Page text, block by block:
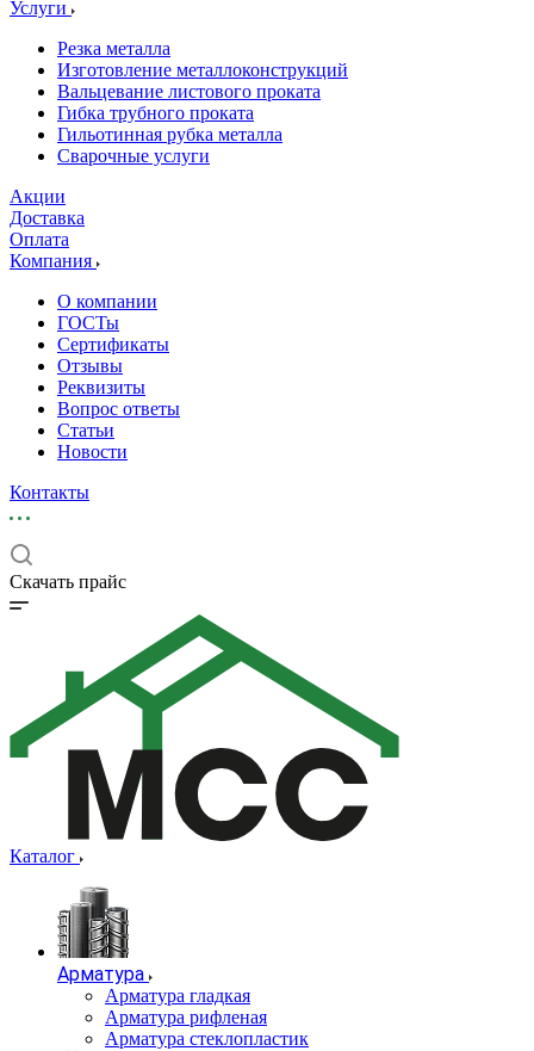
Услуги
Резка металла
Изготовление металлоконструкций
Вальцевание листового проката
Гибка трубного проката
Гильотинная рубка металла
Сварочные услуги
Акции
Доставка
Оплата
Компания
О компании
ГОСТы
Сертификаты
Отзывы
Реквизиты
Вопрос ответы
Статьи
Новости
Контакты
Скачать прайс
Каталог
Арматура
Арматура гладкая
Арматура рифленая
Арматура стеклопластик